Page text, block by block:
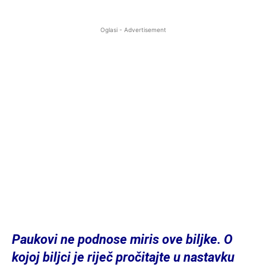
Oglasi - Advertisement
Paukovi ne podnose miris ove biljke. O
kojoj biljci je riječ pročitajte u nastavku